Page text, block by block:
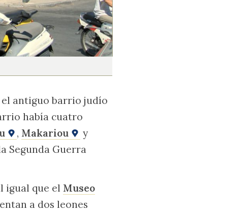
el antiguo barrio judío
había cuatro
, Makariou
y
Segunda Guerra
igual que el Museo
a dos leones